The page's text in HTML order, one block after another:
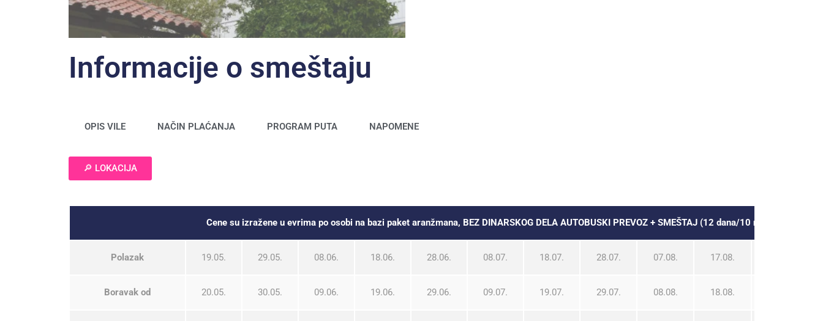
Informacije o smeštaju
OPIS VILE NAČIN PLAĆANJA PROGRAM PUTA NAPOMENE
🔎 LOKACIJA
Cene su izražene u evrima po osobi na bazi paket aranžmana, BEZ DINARSKOG DELA AUTOBUSKI PREVOZ + SMEŠTAJ (12 dana/10 noćenja)
Polazak 19.05. 29.05. 08.06. 18.06. 28.06. 08.07. 18.07. 28.07. 07.08. 17.08.
Boravak od 20.05. 30.05. 09.06. 19.06. 29.06. 09.07. 19.07. 29.07. 08.08. 18.08.